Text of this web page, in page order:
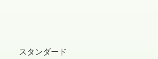
スタンダード